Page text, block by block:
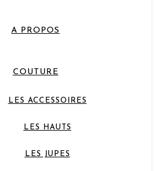
A PROPOS
COUTURE
LES ACCESSOIRES
LES HAUTS
LES JUPES